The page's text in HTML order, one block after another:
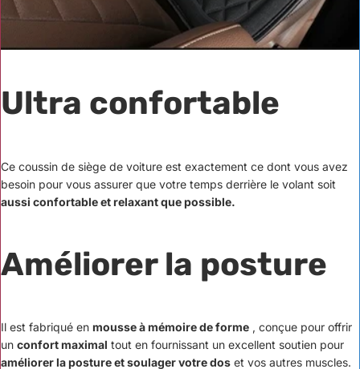
Ultra confortable
Ce coussin de siège de voiture est exactement ce dont vous avez
besoin pour vous assurer que votre temps derrière le volant soit
aussi confortable et relaxant que possible.
Améliorer la posture
Il est fabriqué en mousse à mémoire de forme , conçue pour offrir
un confort maximal tout en fournissant un excellent soutien pour
améliorer la posture et soulager votre dos et vos autres muscles.